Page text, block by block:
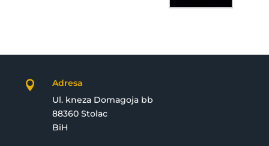

Adresa
Ul. kneza Domagoja bb
88360 Stolac
BiH